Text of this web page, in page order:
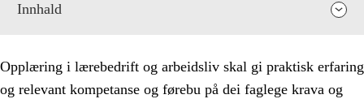
Innhald
Opplæring i lærebedrift og arbeidsliv skal gi praktisk erfaring
og relevant kompetanse og førebu på dei faglege krava og